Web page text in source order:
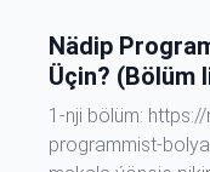
maglumatlary…
Nädip
Üçin? (Bölüm
1-nji bölüm:
programmist-